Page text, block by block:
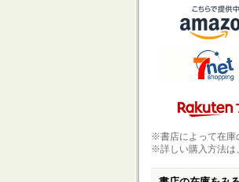
※書店によって在庫
※詳しい購入方法は